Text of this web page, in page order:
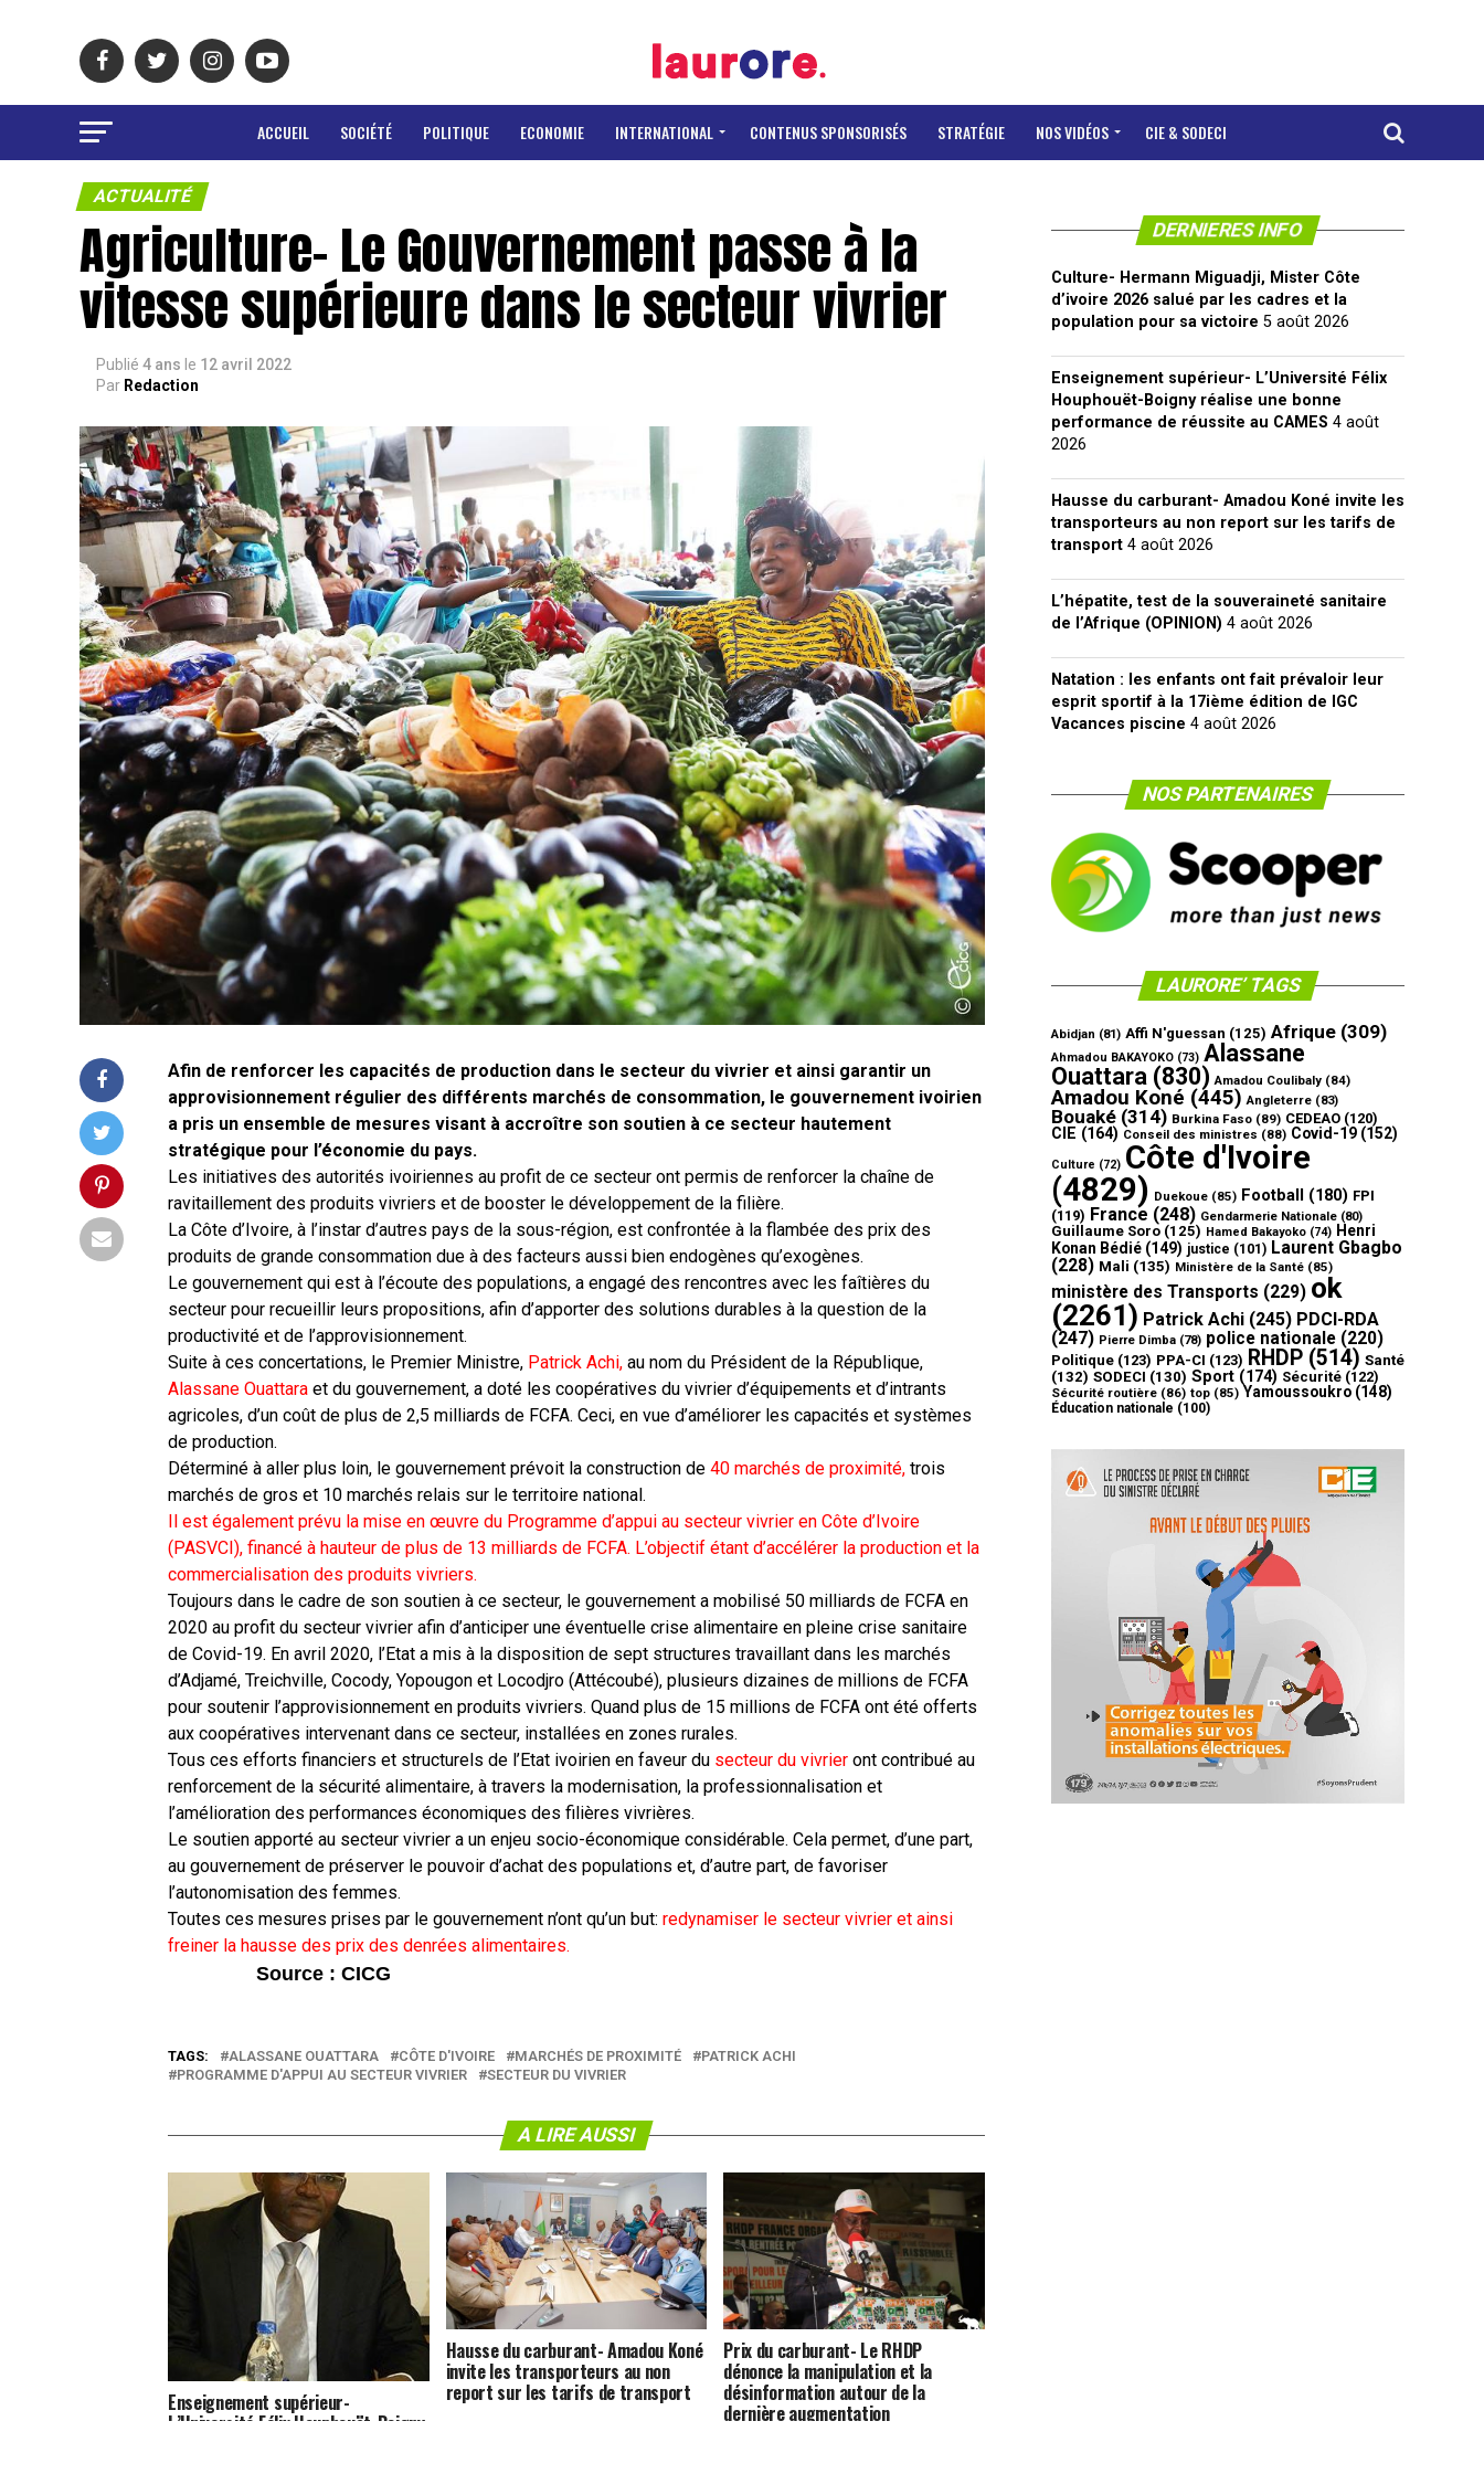
ACCUEIL SOCIÉTÉ POLITIQUE ECONOMIE INTERNATIONAL CONTENUS SPONSORISÉS STRATÉGIE NOS VIDÉOS CIE & SODECI
ACTUALITÉ
Agriculture- Le Gouvernement passe à la
vitesse supérieure dans le secteur vivrier
Publié 4 ans le 12 avril 2022
Par Redaction
Afin de renforcer les capacités de production dans le secteur du vivrier et ainsi garantir un
approvisionnement régulier des différents marchés de consommation, le gouvernement ivoirien
a pris un ensemble de mesures visant à accroître son soutien à ce secteur hautement
stratégique pour l’économie du pays.
Les initiatives des autorités ivoiriennes au profit de ce secteur ont permis de renforcer la chaîne de
ravitaillement des produits vivriers et de booster le développement de la filière.
La Côte d’Ivoire, à l’instar d’autres pays de la sous-région, est confrontée à la flambée des prix des
produits de grande consommation due à des facteurs aussi bien endogènes qu’exogènes.
Le gouvernement qui est à l’écoute des populations, a engagé des rencontres avec les faîtières du
secteur pour recueillir leurs propositions, afin d’apporter des solutions durables à la question de la
productivité et de l’approvisionnement.
Suite à ces concertations, le Premier Ministre, Patrick Achi, au nom du Président de la République,
Alassane Ouattara et du gouvernement, a doté les coopératives du vivrier d’équipements et d’intrants
agricoles, d’un coût de plus de 2,5 milliards de FCFA. Ceci, en vue d’améliorer les capacités et systèmes
de production.
Déterminé à aller plus loin, le gouvernement prévoit la construction de 40 marchés de proximité, trois
marchés de gros et 10 marchés relais sur le territoire national.
Il est également prévu la mise en œuvre du Programme d’appui au secteur vivrier en Côte d’Ivoire
(PASVCI), financé à hauteur de plus de 13 milliards de FCFA. L’objectif étant d’accélérer la production et la
commercialisation des produits vivriers.
Toujours dans le cadre de son soutien à ce secteur, le gouvernement a mobilisé 50 milliards de FCFA en
2020 au profit du secteur vivrier afin d’anticiper une éventuelle crise alimentaire en pleine crise sanitaire
de Covid-19. En avril 2020, l’Etat a mis à la disposition de sept structures travaillant dans les marchés
d’Adjamé, Treichville, Cocody, Yopougon et Locodjro (Attécoubé), plusieurs dizaines de millions de FCFA
pour soutenir l’approvisionnement en produits vivriers. Quand plus de 15 millions de FCFA ont été offerts
aux coopératives intervenant dans ce secteur, installées en zones rurales.
Tous ces efforts financiers et structurels de l’Etat ivoirien en faveur du secteur du vivrier ont contribué au
renforcement de la sécurité alimentaire, à travers la modernisation, la professionnalisation et
l’amélioration des performances économiques des filières vivrières.
Le soutien apporté au secteur vivrier a un enjeu socio-économique considérable. Cela permet, d’une part,
au gouvernement de préserver le pouvoir d’achat des populations et, d’autre part, de favoriser
l’autonomisation des femmes.
Toutes ces mesures prises par le gouvernement n’ont qu’un but: redynamiser le secteur vivrier et ainsi
freiner la hausse des prix des denrées alimentaires.
Source : CICG
TAGS: ALASSANE OUATTARA CÔTE D'IVOIRE MARCHÉS DE PROXIMITÉ
PATRICK ACHI
PROGRAMME D'APPUI AU SECTEUR VIVRIER
SECTEUR DU VIVRIER
A LIRE AUSSI
Enseignement supérieur-
L’Université Félix Houphouët-Boigny
Hausse du carburant- Amadou Koné
invite les transporteurs au non
report sur les tarifs de transport
Prix du carburant- Le RHDP
dénonce la manipulation et la
désinformation autour de la
dernière augmentation
DERNIERES INFO
Culture- Hermann Miguadji, Mister Côte
d’ivoire 2026 salué par les cadres et la
population pour sa victoire 5 août 2026
Enseignement supérieur- L’Université Félix
Houphouët-Boigny réalise une bonne
performance de réussite au CAMES 4 août
2026
Hausse du carburant- Amadou Koné invite les
transporteurs au non report sur les tarifs de
transport 4 août 2026
L’hépatite, test de la souveraineté sanitaire
de l’Afrique (OPINION) 4 août 2026
Natation : les enfants ont fait prévaloir leur
esprit sportif à la 17ième édition de IGC
Vacances piscine 4 août 2026
NOS PARTENAIRES
LAURORE’ TAGS
Abidjan (81) Affi N'guessan (125) Afrique (309)
Ahmadou BAKAYOKO (73) Alassane
Ouattara (830) Amadou Coulibaly (84)
Amadou Koné (445) Angleterre (83)
Bouaké (314) Burkina Faso (89) CEDEAO (120)
CIE (164) Conseil des ministres (88) Covid-19 (152)
Culture (72) Côte d'Ivoire
(4829) Duekoue (85) Football (180) FPI
(119) France (248) Gendarmerie Nationale (80)
Guillaume Soro (125) Hamed Bakayoko (74) Henri
Konan Bédié (149) justice (101) Laurent Gbagbo
(228) Mali (135) Ministère de la Santé (85)
ministère des Transports (229) ok
(2261) Patrick Achi (245) PDCI-RDA
(247) Pierre Dimba (78) police nationale (220)
Politique (123) PPA-CI (123) RHDP (514) Santé
(132) SODECI (130) Sport (174) Sécurité (122)
Sécurité routière (86) top (85) Yamoussoukro (148)
Éducation nationale (100)